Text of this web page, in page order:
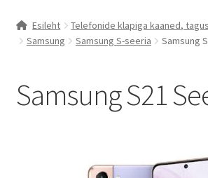
Kassa
Cookie Policy (EU)
Esileht
Telefonide klapiga kaaned,
Samsung
Samsung S-seeria Samsung
Samsung S21